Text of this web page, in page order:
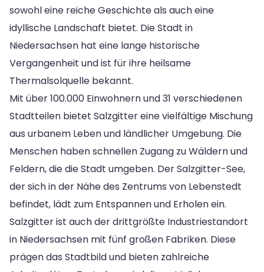
sowohl eine reiche Geschichte als auch eine
idyllische Landschaft bietet. Die Stadt in
Niedersachsen hat eine lange historische
Vergangenheit und ist für ihre heilsame
Thermalsolquelle bekannt.
Mit über 100.000 Einwohnern und 31 verschiedenen
Stadtteilen bietet Salzgitter eine vielfältige Mischung
aus urbanem Leben und ländlicher Umgebung. Die
Menschen haben schnellen Zugang zu Wäldern und
Feldern, die die Stadt umgeben. Der Salzgitter-See,
der sich in der Nähe des Zentrums von Lebenstedt
befindet, lädt zum Entspannen und Erholen ein.
Salzgitter ist auch der drittgrößte Industriestandort
in Niedersachsen mit fünf großen Fabriken. Diese
prägen das Stadtbild und bieten zahlreiche